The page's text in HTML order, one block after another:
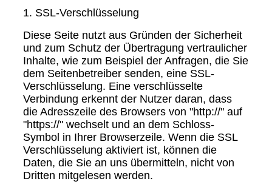
1. SSL-Verschlüsselung
Diese Seite nutzt aus Gründen der Sicherheit
und zum Schutz der Übertragung vertraulicher
Inhalte, wie zum Beispiel der Anfragen, die Sie
dem Seitenbetreiber senden, eine SSL-
Verschlüsselung. Eine verschlüsselte
Verbindung erkennt der Nutzer daran, dass
die Adresszeile des Browsers von "http://" auf
"https://" wechselt und an dem Schloss-
Symbol in Ihrer Browserzeile. Wenn die SSL
Verschlüsselung aktiviert ist, können die
Daten, die Sie an uns übermitteln, nicht von
Dritten mitgelesen werden.